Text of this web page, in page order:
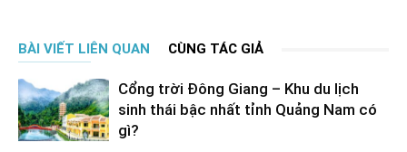
BÀI VIẾT LIÊN QUAN CÙNG TÁC GIẢ
Cổng trời Đông Giang – Khu du lịch
sinh thái bậc nhất tỉnh Quảng Nam có
gì?